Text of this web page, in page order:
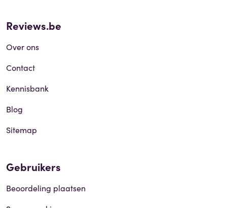
Reviews.be
Over ons
Contact
Kennisbank
Blog
Sitemap
Gebruikers
Beoordeling plaatsen